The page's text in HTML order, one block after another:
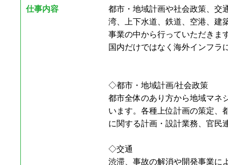
仕事内容
都市・地域計画や社会政策、交
湾、上下水道、鉄道、空港、建
事業の中から行っていただきま
国内だけではなく海外インフラ
◇都市・地域計画/社会政策
都市全体のあり方から地域マネ
います。各種上位計画の策定、
に関する計画・設計業務、官民
◇交通
渋滞、事故の解消や開発事業に